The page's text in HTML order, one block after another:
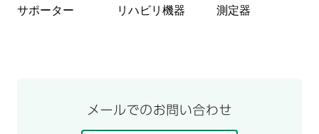
サポーター リハビリ機器 測定器